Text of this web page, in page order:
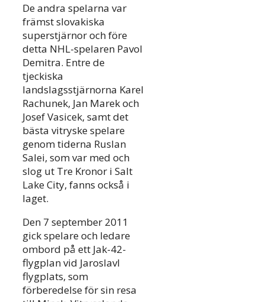
De andra spelarna var
främst slovakiska
superstjärnor och före
detta NHL-spelaren Pavol
Demitra. Entre de
tjeckiska
landslagsstjärnorna Karel
Rachunek, Jan Marek och
Josef Vasicek, samt det
bästa vitryske spelare
genom tiderna Ruslan
Salei, som var med och
slog ut Tre Kronor i Salt
Lake City, fanns också i
laget.
Den 7 september 2011
gick spelare och ledare
ombord på ett Jak-42-
flygplan vid Jaroslavl
flygplats, som
förberedelse för sin resa